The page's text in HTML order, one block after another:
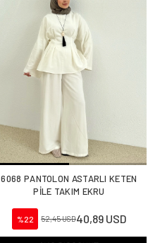
6068 PANTOLON ASTARLI KETEN
PİLE TAKIM EKRU
%22 52,45 USD40,89 USD